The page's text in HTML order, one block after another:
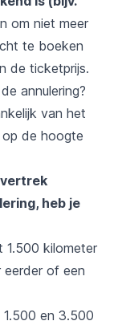
om niet meer
te boeken
de ticketprijs.
annulering?
van het
op de hoogte
vertrek
heb je
kilometer
eerder of een
en 3.500